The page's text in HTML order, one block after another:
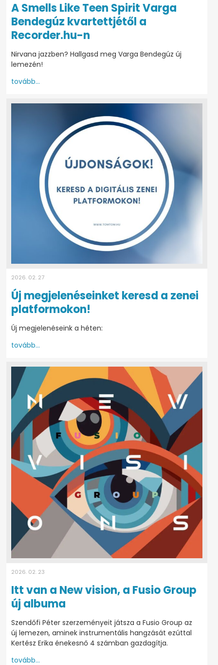
A Smells Like Teen Spirit Varga
Bendegúz kvartettjétől a
Recorder.hu-n
Nirvana jazzben? Hallgasd meg Varga Bendegúz új
lemezén!
tovább...
2026. 02. 27
Új megjelenéseinket keresd a zenei
platformokon!
Új megjelenéseink a héten:
tovább...
2026. 02. 23
Itt van a New vision, a Fusio Group
új albuma
Szendőfi Péter szerzeményeit játsza a Fusio Group az
új lemezen, aminek instrumentális hangzását ezúttal
Kertész Erika énekesnő 4 számban gazdagítja.
tovább...